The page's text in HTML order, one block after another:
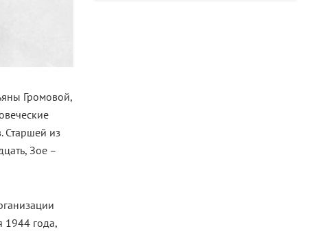
Громовой,
Старшей из
Зое –
1944 года,